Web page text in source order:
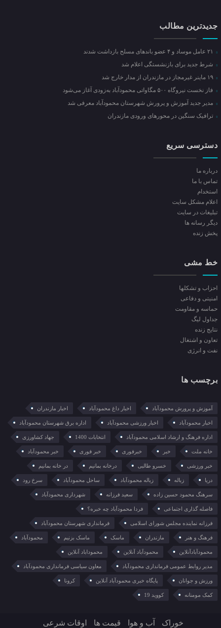
جدیدترین مطالب
شرط جدید برای بازنشستگی اعلام شد
فاز نخست نیروگاه ۵۰۰ مگاواتی محمودآباد به‌زودی آغاز می‌شود
مدیر جدید آموزش و پرورش شهرستان محمودآباد معرفی شد
ترافیک سنگین در محور‌های ورودی مازندران
دسترسی سریع
درباره ما
تماس با ما
استخدام
اعلام مشکل سایت
تبلیغات در سایت
ديگر رسانه ها
پخش زنده
خط مشی
احزاب و تشکلها
امنیتی و دفاعی
حماسه و مقاومت
جداول لیگ
نتایج زنده
تعاون و اشتغال
نفت و انرژی
برچسب ها
آموزش و پرورش محمودآباد اخبار داغ محمودآباد اخبار مازندران
اخبار محمودآباد اخبار ورزشی محمودآباد اداره برق شهرستان محمودآباد
اداره فرهنگ و ارشاد اسلامی محمودآباد انتخابات 1400 جهاد کشاورزی
خانه ملت خبر خبرفوری خبر فوری خبر محمودآباد
خبر ورزشی خسرو طالبی درخانه بمانیم در خانه بمانیم
دریا زباله زباله محمودآباد ساحل محمودآباد سرخ رود
سرهنگ محمود حسین زاده سعید فرزانه شهرداری محمودآباد
فاصله گذاری اجتماعی فردا محمودآباد چه خبره؟
فرزانه نماینده مجلس شورای اسلامی فرمانداری شهرستان محمودآباد
فرهنگ و هنر مازندران ماسک ماسک بزنیم محمودآباد
محمودآبادآنلاین محمودآباد آنلاین محموداباد آنلاین
مدیر روابط عمومی فرمانداری محمودآباد معاون سیاسی فرمانداری محمودآباد
ورزش و جوانان پایگاه خبری محمودآباد آنلاین کرونا
کمک مومنانه کووید 19
خوراک آب و هوا قیمت ها اوقات شرعی